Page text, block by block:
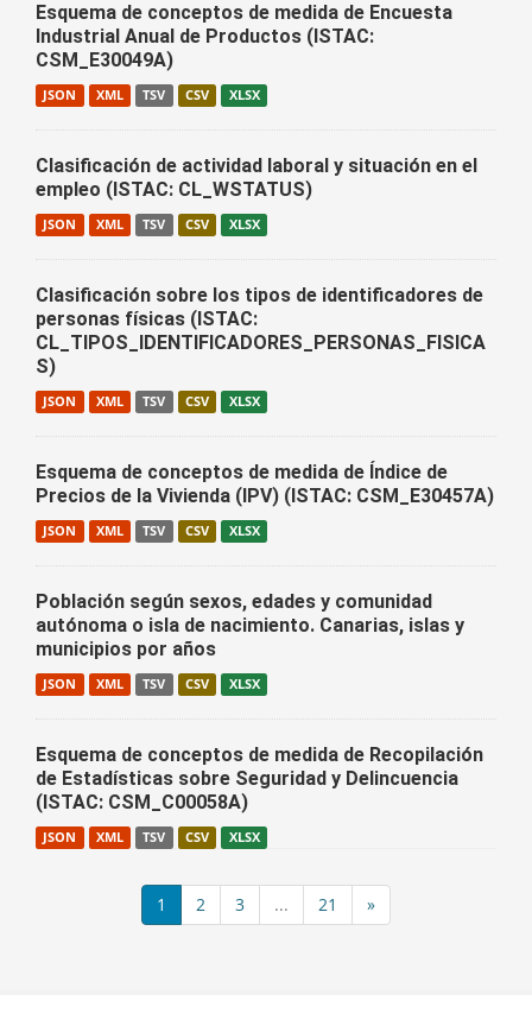
Esquema de conceptos de medida de Encuesta
Industrial Anual de Productos (ISTAC:
CSM_E30049A)
JSON XML TSV CSV XLSX
Clasificación de actividad laboral y situación en el
empleo (ISTAC: CL_WSTATUS)
JSON XML TSV CSV XLSX
Clasificación sobre los tipos de identificadores de
personas físicas (ISTAC:
CL_TIPOS_IDENTIFICADORES_PERSONAS_FISICA
S)
JSON XML TSV CSV XLSX
Esquema de conceptos de medida de Índice de
Precios de la Vivienda (IPV) (ISTAC: CSM_E30457A)
JSON XML TSV CSV XLSX
Población según sexos, edades y comunidad
autónoma o isla de nacimiento. Canarias, islas y
municipios por años
JSON XML TSV CSV XLSX
Esquema de conceptos de medida de Recopilación
de Estadísticas sobre Seguridad y Delincuencia
(ISTAC: CSM_C00058A)
JSON XML TSV CSV XLSX
1 2 3 ... 21 »